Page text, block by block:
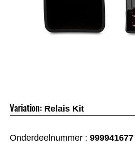
Variation: Relais Kit
Onderdeelnummer : 999941677